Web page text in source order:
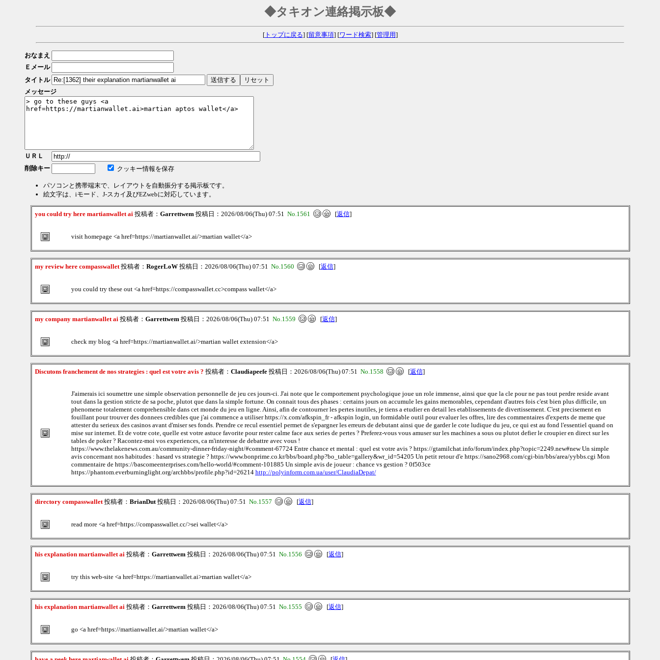
◆タキオン連絡掲示板◆
[トップに戻る] [留意事項] [ワード検索] [管理用]
おなまえ
Ｅメール
タイトル
メッセージ
ＵＲＬ
削除キー
クッキー情報を保存
パソコンと携帯端末で、レイアウトを自動振分する掲示板です。
絵文字は、iモード、J-スカイ及びEZwebに対応しています。
you could try here martianwallet ai投稿者： Garrettwem投稿日：2026/08/06(Thu) 07:51 No.1561 [返信]
visit homepage <a href=https://martianwallet.ai/>martian wallet</a>
my review here compasswallet投稿者： RogerLoW投稿日：2026/08/06(Thu) 07:51 No.1560 [返信]
you could try these out <a href=https://compasswallet.cc>compass wallet</a>
my company martianwallet ai投稿者： Garrettwem投稿日：2026/08/06(Thu) 07:51 No.1559 [返信]
check my blog <a href=https://martianwallet.ai/>martian wallet extension</a>
Discutons franchement de nos strategies : quel est votre avis ? 投稿者： Claudiapeefe投稿日：2026/08/06(Thu) 07:51 No.1558 [返信]
J'aimerais ici soumettre une simple observation personnelle de jeu ces jours-ci. J'ai note que le comportement psychologique joue un role immense, ainsi que que la cle pour ne pas tout perdre reside avant
tout dans la gestion stricte de sa poche, plutot que dans la simple fortune. On connait tous des phases : certains jours on accumule les gains memorables, cependant d'autres fois c'est bien plus difficile, un
phenomene totalement comprehensible dans cet monde du jeu en ligne. Ainsi, afin de contourner les pertes inutiles, je tiens a etudier en detail les etablissements de divertissement. C'est precisement en
fouillant pour trouver des donnees credibles que j'ai commence a utiliser https://x.com/afkspin_fr - afkspin login, un formidable outil pour evaluer les offres, lire des commentaires d'experts de meme que
attester du serieux des casinos avant d'miser ses fonds. Prendre ce recul essentiel permet de s'epargner les erreurs de debutant ainsi que de garder le cote ludique du jeu, ce qui est au fond l'essentiel quand on
mise sur internet. Et de votre cote, quelle est votre astuce favorite pour rester calme face aux series de pertes ? Preferez-vous vous amuser sur les machines a sous ou plutot defier le croupier en direct sur les
tables de poker ? Racontez-moi vos experiences, ca m'interesse de debattre avec vous !
https://www.thelakenews.com.au/community-dinner-friday-night/#comment-67724 Entre chance et mental : quel est votre avis ? https://gtamilchat.info/forum/index.php?topic=2249.new#new Un simple
avis concernant nos habitudes : hasard vs strategie ? https://www.bonprime.co.kr/bbs/board.php?bo_table=gallery&wr_id=54205 Un petit retour d'e https://sano2968.com/cgi-bin/bbs/area/yybbs.cgi Mon
commentaire de https://bascomeenterprises.com/hello-world/#comment-101885 Un simple avis de joueur : chance vs gestion ? 0f503ce
https://phantom.everburninglight.org/archbbs/profile.php?id=26214 http://polyinform.com.ua/user/ClaudiaDepat/
directory compasswallet投稿者： BrianDut投稿日：2026/08/06(Thu) 07:51 No.1557 [返信]
read more <a href=https://compasswallet.cc/>sei wallet</a>
his explanation martianwallet ai投稿者： Garrettwem投稿日：2026/08/06(Thu) 07:51 No.1556 [返信]
try this web-site <a href=https://martianwallet.ai>martian wallet</a>
his explanation martianwallet ai投稿者： Garrettwem投稿日：2026/08/06(Thu) 07:51 No.1555 [返信]
go <a href=https://martianwallet.ai/>martian wallet</a>